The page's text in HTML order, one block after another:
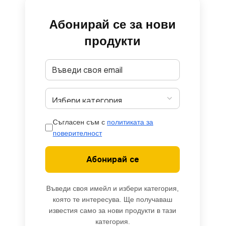
Абонирай се за нови
продукти
Съгласен съм с политиката за
поверителност
Абонирай се
Въведи своя имейл и избери категория,
която те интересува. Ще получаваш
известия само за нови продукти в тази
категория.